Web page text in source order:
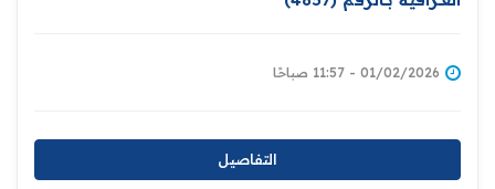
01/02/2026 - 11:57 صباحًا
التفاصيل